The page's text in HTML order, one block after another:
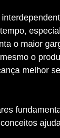
o maior
o
melhor